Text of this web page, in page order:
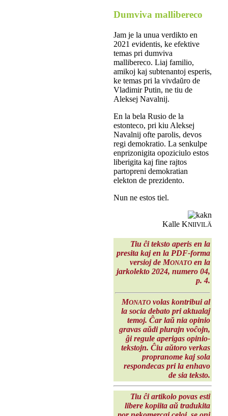
Dumviva mallibereco
Jam je la unua verdikto en
2021 evidentis, ke efektive
temas pri dumviva
mallibereco. Liaj familio,
amikoj kaj subtenantoj esperis,
ke temas pri la vivdaŭro de
Vladimir Putin, ne tiu de
Aleksej Navalnij.
En la bela Rusio de la
estonteco, pri kiu Aleksej
Navalnij ofte parolis, devos
regi demokratio. La senkulpe
enprizonigita opoziciulo estos
liberigita kaj fine rajtos
partopreni demokratian
elekton de prezidento.
Nun ne estos tiel.
Kalle KNIIVILÄ
Tiu ĉi teksto aperis en la
presita kaj en la PDF-forma
versioj de MONATOen la
jarkolekto 2024, numero 04,
p. 4.
MONATOvolas kontribui al
la socia debato pri aktualaj
temoj. Ĉar laŭ nia opinio
gravas aŭdi plurajn voĉojn,
ĝi regule aperigas opinio-
tekstojn. Ĉiu aŭtoro verkas
propranome kaj sola
respondecas pri la enhavo
de sia teksto.
Tiu ĉi artikolo povas esti
libere kopiita aŭ tradukita